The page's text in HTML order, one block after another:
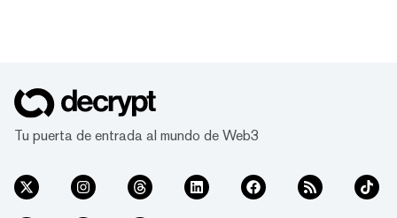
Tu puerta de entrada al mundo de Web3